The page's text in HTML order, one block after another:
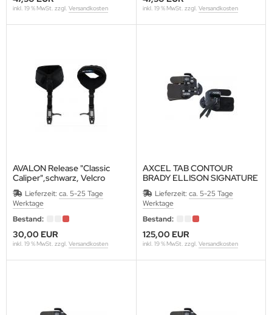
inkl. 19 % MwSt. zzgl. Versandkosten inkl. 19 % MwSt. zzgl. Versandkosten
AVALON Release "Classic
Caliper",schwarz, Velcro
Finger
Lieferzeit: ca. 5-25 Tage
Werktage
Bestand:
30,00 EUR
inkl. 19 % MwSt. zzgl. Versandkosten
AXCEL TAB CONTOUR
BRADY ELLISON SIGNATURE
SERIES, LH, Gr.1-S
Lieferzeit: ca. 5-25 Tage
Werktage
Bestand:
125,00 EUR
inkl. 19 % MwSt. zzgl. Versandkosten
VENOM
FLUTE
ARCHERY